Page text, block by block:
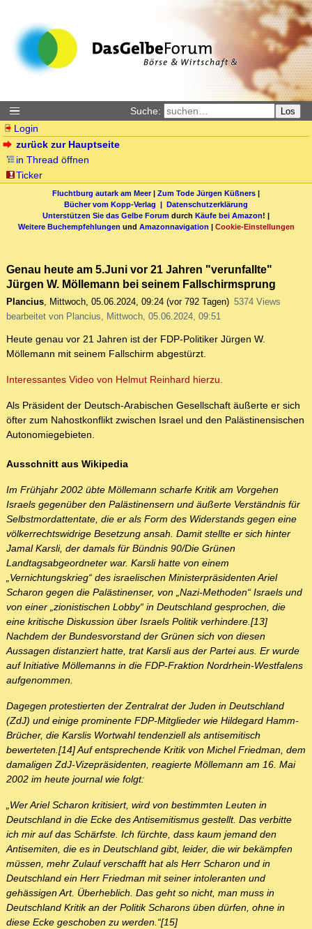
Suche: Los
Login
zurück zur Hauptseite
in Thread öffnen
Ticker
Fluchtburg autark am Meer| Zum Tode Jürgen Küßners |
Bücher vom Kopp-Verlag | Datenschutzerklärung
Unterstützen Sie das Gelbe Forum durch Käufe bei Amazon! |
Weitere Buchempfehlungen und Amazonnavigation | Cookie-Einstellungen
Genau heute am 5.Juni vor 21 Jahren "verunfallte"
Jürgen W. Möllemann bei seinem Fallschirmsprung
Plancius, Mittwoch, 05.06.2024, 09:24 (vor 792 Tagen) 5374 Views
bearbeitet von Plancius, Mittwoch, 05.06.2024, 09:51
Heute genau vor 21 Jahren ist der FDP-Politiker Jürgen W.
Möllemann mit seinem Fallschirm abgestürzt.
Interessantes Video von Helmut Reinhard hierzu.
Als Präsident der Deutsch-Arabischen Gesellschaft äußerte er sich
öfter zum Nahostkonflikt zwischen Israel und den Palästinensischen
Autonomiegebieten.
Ausschnitt aus Wikipedia
Im Frühjahr 2002 übte Möllemann scharfe Kritik am Vorgehen
Israels gegenüber den Palästinensern und äußerte Verständnis für
Selbstmordattentate, die er als Form des Widerstands gegen eine
völkerrechtswidrige Besetzung ansah. Damit stellte er sich hinter
Jamal Karsli, der damals für Bündnis 90/Die Grünen
Landtagsabgeordneter war. Karsli hatte von einem
„Vernichtungskrieg“ des israelischen Ministerpräsidenten Ariel
Scharon gegen die Palästinenser, von „Nazi-Methoden“ Israels und
von einer „zionistischen Lobby“ in Deutschland gesprochen, die
eine kritische Diskussion über Israels Politik verhindere.[13]
Nachdem der Bundesvorstand der Grünen sich von diesen
Aussagen distanziert hatte, trat Karsli aus der Partei aus. Er wurde
auf Initiative Möllemanns in die FDP-Fraktion Nordrhein-Westfalens
aufgenommen.
Dagegen protestierten der Zentralrat der Juden in Deutschland
(ZdJ) und einige prominente FDP-Mitglieder wie Hildegard Hamm-
Brücher, die Karslis Wortwahl tendenziell als antisemitisch
bewerteten.[14] Auf entsprechende Kritik von Michel Friedman, dem
damaligen ZdJ-Vizepräsidenten, reagierte Möllemann am 16. Mai
2002 im heute journal wie folgt:
„Wer Ariel Scharon kritisiert, wird von bestimmten Leuten in
Deutschland in die Ecke des Antisemitismus gestellt. Das verbitte
ich mir auf das Schärfste. Ich fürchte, dass kaum jemand den
Antisemiten, die es in Deutschland gibt, leider, die wir bekämpfen
müssen, mehr Zulauf verschafft hat als Herr Scharon und in
Deutschland ein Herr Friedman mit seiner intoleranten und
gehässigen Art. Überheblich. Das geht so nicht, man muss in
Deutschland Kritik an der Politik Scharons üben dürfen, ohne in
diese Ecke geschoben zu werden.“[15]